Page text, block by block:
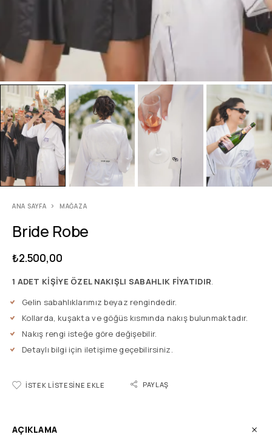
ANA SAYFA MAĞAZA
Bride Robe
₺2.500,00
1 ADET KİŞİYE ÖZEL NAKIŞLI SABAHLIK FİYATIDIR.
Gelin sabahlıklarımız beyaz rengindedir.
Kollarda, kuşakta ve göğüs kısmında nakış bulunmaktadır.
Nakış rengi isteğe göre değişebilir.
Detaylı bilgi için iletişime geçebilirsiniz.
İSTEK LISTESINE EKLE PAYLAŞ
AÇIKLAMA